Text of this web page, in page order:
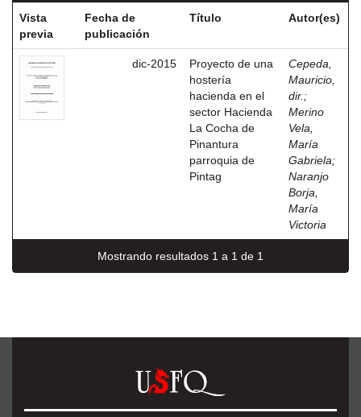
Vista
previa
Fecha de
publicación
Título Autor(es)
dic-2015
Proyecto de una
hostería
hacienda en el
sector Hacienda
La Cocha de
Pinantura
parroquia de
Pintag
Cepeda,
Mauricio,
dir. ;
Merino
Vela,
María
Gabriela;
Naranjo
Borja,
María
Victoria
Mostrando resultados 1 a 1 de 1